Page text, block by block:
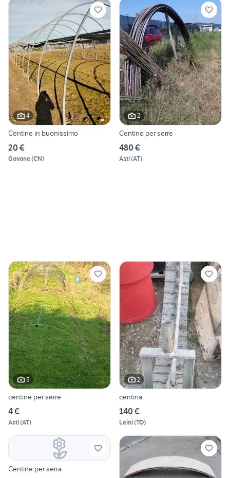
4
Centine in buonissimo
20 €
Govone(CN)
2
Centine per serre
480 €
Asti(AT)
5
centine per serre
4 €
Asti(AT)
2
centina
140 €
Leini(TO)
Centine per serra